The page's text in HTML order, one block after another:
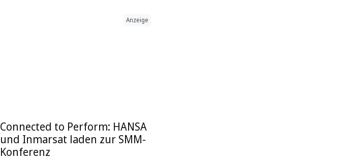
Anzeige
Connected to Perform: HANSA
und Inmarsat laden zur SMM-
Konferenz